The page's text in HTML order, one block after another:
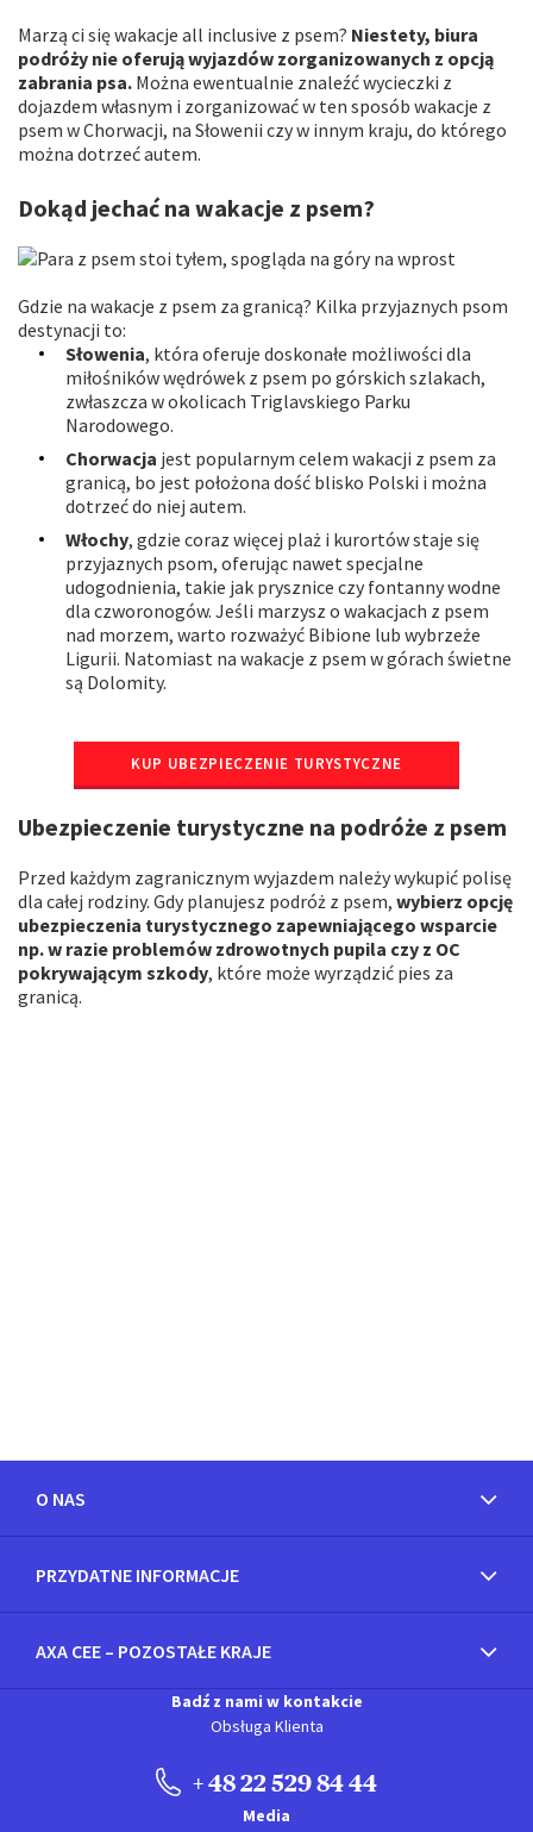
Marzą ci się wakacje all inclusive z psem? Niestety, biura
podróży nie oferują wyjazdów zorganizowanych z opcją
zabrania psa. Można ewentualnie znaleźć wycieczki z
dojazdem własnym i zorganizować w ten sposób wakacje z
psem w Chorwacji, na Słowenii czy w innym kraju, do którego
można dotrzeć autem.
Dokąd jechać na wakacje z psem?
Gdzie na wakacje z psem za granicą? Kilka przyjaznych psom
destynacji to:
Słowenia, która oferuje doskonałe możliwości dla
miłośników wędrówek z psem po górskich szlakach,
zwłaszcza w okolicach Triglavskiego Parku
Narodowego.
Chorwacja jest popularnym celem wakacji z psem za
granicą, bo jest położona dość blisko Polski i można
dotrzeć do niej autem.
Włochy, gdzie coraz więcej plaż i kurortów staje się
przyjaznych psom, oferując nawet specjalne
udogodnienia, takie jak prysznice czy fontanny wodne
dla czworonogów. Jeśli marzysz o wakacjach z psem
nad morzem, warto rozważyć Bibione lub wybrzeże
Ligurii. Natomiast na wakacje z psem w górach świetne
są Dolomity.
KUP UBEZPIECZENIE TURYSTYCZNE
Ubezpieczenie turystyczne na podróże z psem
Przed każdym zagranicznym wyjazdem należy wykupić polisę
dla całej rodziny. Gdy planujesz podróż z psem, wybierz opcję
ubezpieczenia turystycznego zapewniającego wsparcie
np. w razie problemów zdrowotnych pupila czy z OC
pokrywającym szkody, które może wyrządzić pies za
granicą.
O NAS
PRZYDATNE INFORMACJE
AXA CEE – POZOSTAŁE KRAJE
Badź z nami w kontakcie
Obsługa Klienta
+ 48 22 529 84 44
Media